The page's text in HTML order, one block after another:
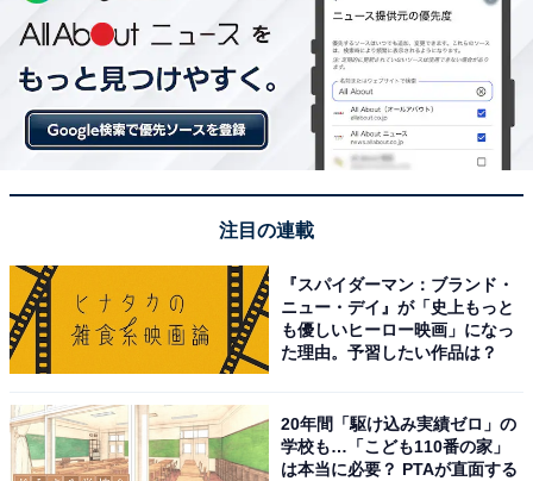
注目の連載
『スパイダーマン：ブランド・
ニュー・デイ』が「史上もっと
も優しいヒーロー映画」になっ
た理由。予習したい作品は？
20年間「駆け込み実績ゼロ」の
学校も…「こども110番の家」
は本当に必要？ PTAが直面する